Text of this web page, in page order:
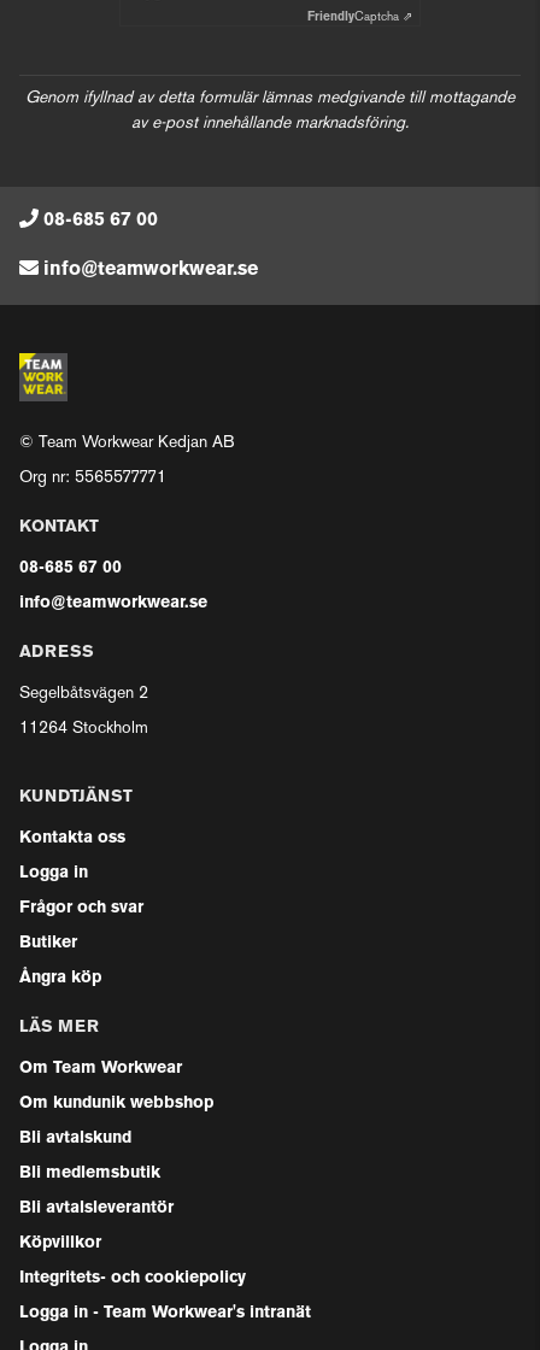
FriendlyCaptcha ⇗
Genom ifyllnad av detta formulär lämnas medgivande till mottagande
av e-post innehållande marknadsföring.
08-685 67 00
info@teamworkwear.se
© Team Workwear Kedjan AB
Org nr: 5565577771
KONTAKT
08-685 67 00
info@teamworkwear.se
ADRESS
Segelbåtsvägen 2
11264 Stockholm
KUNDTJÄNST
Kontakta oss
Logga in
Frågor och svar
Butiker
Ångra köp
LÄS MER
Om Team Workwear
Om kundunik webbshop
Bli avtalskund
Bli medlemsbutik
Bli avtalsleverantör
Köpvillkor
Integritets- och cookiepolicy
Logga in - Team Workwear's intranät